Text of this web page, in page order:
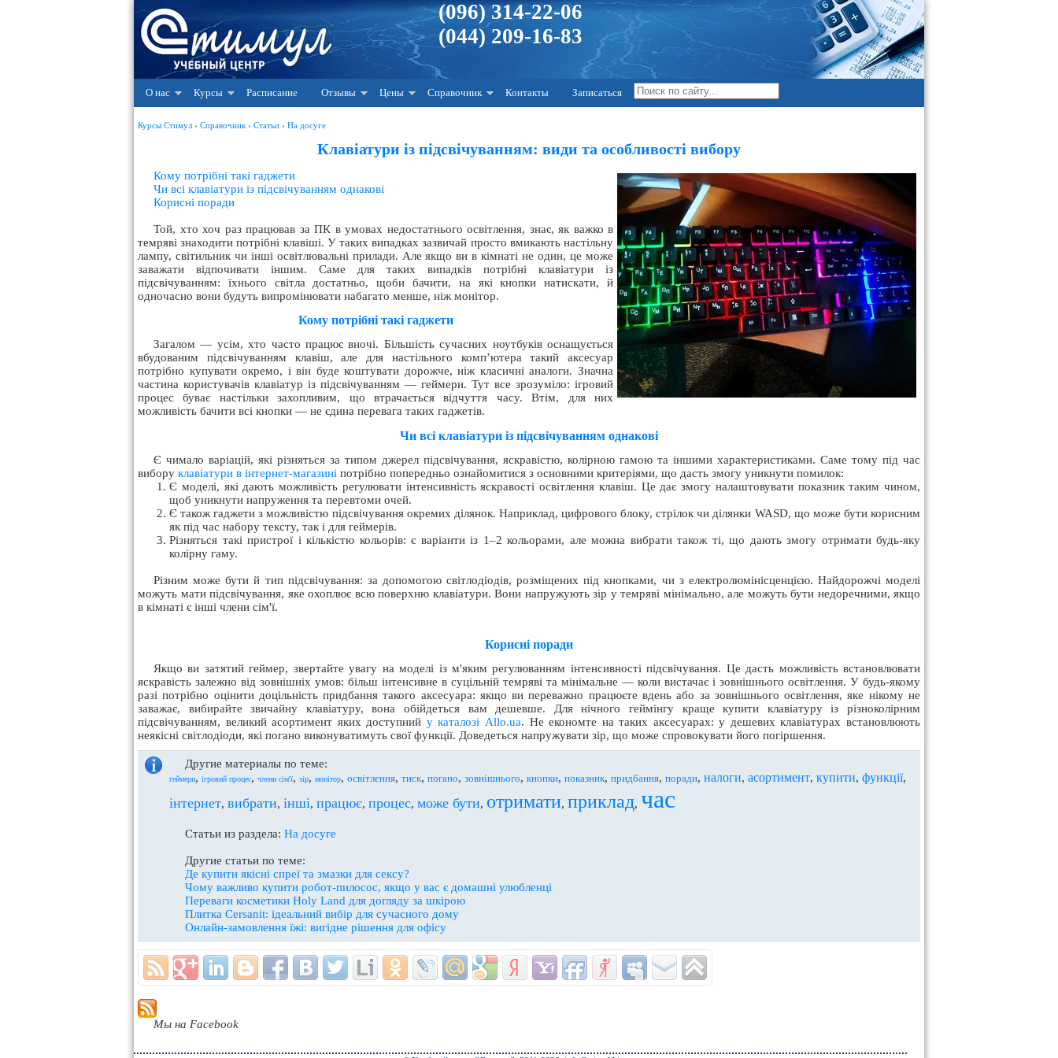
(096) 314-22-06
(044) 209-16-83
О нас Курсы Расписание Отзывы Цены Справочник Контакты Записаться
Курсы Стимул › Справочник › Статьи › На досуге
Клавіатури із підсвічуванням: види та особливості вибору
Кому потрібні такі гаджети
Чи всі клавіатури із підсвічуванням однакові
Корисні поради
Той, хто хоч раз працював за ПК в умовах недостатнього освітлення, знає, як важко в
темряві знаходити потрібні клавіші. У таких випадках зазвичай просто вмикають настільну
лампу, світильник чи інші освітлювальні прилади. Але якщо ви в кімнаті не один, це може
заважати відпочивати іншим. Саме для таких випадків потрібні клавіатури із
підсвічуванням: їхнього світла достатньо, щоби бачити, на які кнопки натискати, й
одночасно вони будуть випромінювати набагато менше, ніж монітор.
Кому потрібні такі гаджети
Загалом — усім, хто часто працює вночі. Більшість сучасних ноутбуків оснащується
вбудованим підсвічуванням клавіш, але для настільного комп’ютера такий аксесуар
потрібно купувати окремо, і він буде коштувати дорожче, ніж класичні аналоги. Значна
частина користувачів клавіатур із підсвічуванням — геймери. Тут все зрозуміло: ігровий
процес буває настільки захопливим, що втрачається відчуття часу. Втім, для них
можливість бачити всі кнопки — не єдина перевага таких гаджетів.
Чи всі клавіатури із підсвічуванням однакові
Є чимало варіацій, які різняться за типом джерел підсвічування, яскравістю, колірною гамою та іншими характеристиками. Саме тому під час
вибору клавіатури в інтернет-магазині потрібно попередньо ознайомитися з основними критеріями, що дасть змогу уникнути помилок:
Є моделі, які дають можливість регулювати інтенсивність яскравості освітлення клавіш. Це дає змогу налаштовувати показник таким чином,
щоб уникнути напруження та перевтоми очей.
Є також гаджети з можливістю підсвічування окремих ділянок. Наприклад, цифрового блоку, стрілок чи ділянки WASD, що може бути корисним
як під час набору тексту, так і для геймерів.
Різняться такі пристрої і кількістю кольорів: є варіанти із 1–2 кольорами, але можна вибрати також ті, що дають змогу отримати будь-яку
колірну гаму.
Різним може бути й тип підсвічування: за допомогою світлодіодів, розміщених під кнопками, чи з електролюмінісценцією. Найдорожчі моделі
можуть мати підсвічування, яке охоплює всю поверхню клавіатури. Вони напружують зір у темряві мінімально, але можуть бути недоречними, якщо
в кімнаті є інші члени сім'ї.
Корисні поради
Якщо ви затятий геймер, звертайте увагу на моделі із м'яким регулюванням інтенсивності підсвічування. Це дасть можливість встановлювати
яскравість залежно від зовнішніх умов: більш інтенсивне в суцільній темряві та мінімальне — коли вистачає і зовнішнього освітлення. У будь-якому
разі потрібно оцінити доцільність придбання такого аксесуара: якщо ви переважно працюєте вдень або за зовнішнього освітлення, яке нікому не
заважає, вибирайте звичайну клавіатуру, вона обійдеться вам дешевше. Для нічного геймінгу краще купити клавіатуру із різноколірним
підсвічуванням, великий асортимент яких доступний у каталозі Allo.ua. Не економте на таких аксесуарах: у дешевих клавіатурах встановлюють
неякісні світлодіоди, які погано виконуватимуть свої функції. Доведеться напружувати зір, що може спровокувати його погіршення.
Другие материалы по теме:
геймери, ігровий процес, члени сім'ї, зір, монітор, освітлення, тиск, погано, зовнішнього, кнопки, показник, придбання, поради, налоги, асортимент, купити, функції,
інтернет, вибрати, інші, працює, процес, може бути, отримати, приклад, час
Статьи из раздела: На досуге
Другие статьи по теме:
Де купити якісні спреї та змазки для сексу?
Чому важливо купити робот-пилосос, якщо у вас є домашні улюбленці
Переваги косметики Holy Land для догляду за шкірою
Плитка Cersanit: ідеальний вибір для сучасного дому
Онлайн-замовлення їжі: вигідне рішення для офісу
Мы на Facebook